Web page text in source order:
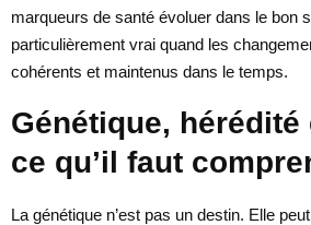
marqueurs de santé évoluer dans le bon
particulièrement vrai quand les
cohérents et maintenus dans le temps.
Génétique, hérédité
ce qu’il faut
La génétique n’est pas un destin. Elle